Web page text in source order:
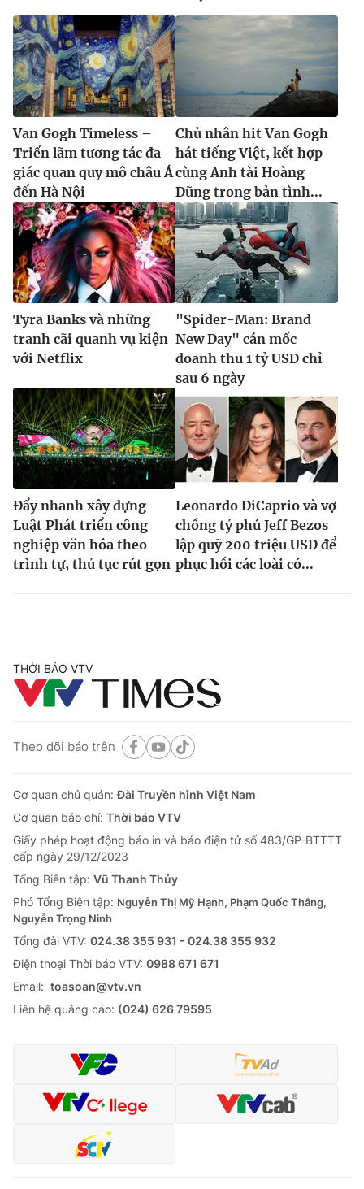
® Cấm sao chép dưới mọi hình thức nếu không có sự chấp
thuận bằng văn bản. Ghi rõ nguồn VTV.vn khi phát hành lại
thông tin từ website này.
Van Gogh Timeless –
Triển lãm tương tác đa
giác quan quy mô châu Á
đến Hà Nội
Chủ nhân hit Van Gogh
hát tiếng Việt, kết hợp
cùng Anh tài Hoàng
Dũng trong bản tình...
Tyra Banks và những
tranh cãi quanh vụ kiện
với Netflix
"Spider-Man: Brand
New Day" cán mốc
doanh thu 1 tỷ USD chỉ
sau 6 ngày
Đẩy nhanh xây dựng
Luật Phát triển công
nghiệp văn hóa theo
trình tự, thủ tục rút gọn
Leonardo DiCaprio và vợ
chồng tỷ phú Jeff Bezos
lập quỹ 200 triệu USD để
phục hồi các loài có...
THỜI BÁO VTV
Theo dõi báo trên
Cơ quan chủ quản:Đài Truyền hình Việt Nam
Cơ quan báo chí: Thời báo VTV
Giấy phép hoạt động báo in và báo điện tử số 483/GP-BTTTT
cấp ngày 29/12/2023
Tổng Biên tập: Vũ Thanh Thủy
Phó Tổng Biên tập: Nguyễn Thị Mỹ Hạnh, Phạm Quốc Thắng,
Nguyễn Trọng Ninh
Tổng đài VTV: 024.38 355 931 - 024.38 355 932
Ðiện thoại Thời báo VTV: 0988 671 671
Email: toasoan@vtv.vn
Liên hệ quảng cáo: (024) 626 79595